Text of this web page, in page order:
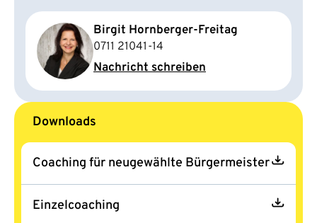
Birgit Hornberger-Freitag
0711 21041-14
Nachricht schreiben
Downloads
Coaching für neugewählte Bürgermeister
Einzelcoaching